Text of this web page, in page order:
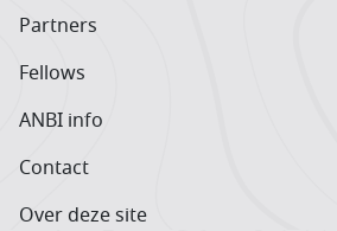
Partners
Fellows
ANBI info
Contact
Over deze site